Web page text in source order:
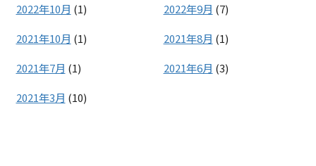
2022年10月 (1) 2022年9月 (7)
2021年10月 (1) 2021年8月 (1)
2021年7月 (1) 2021年6月 (3)
2021年3月 (10)